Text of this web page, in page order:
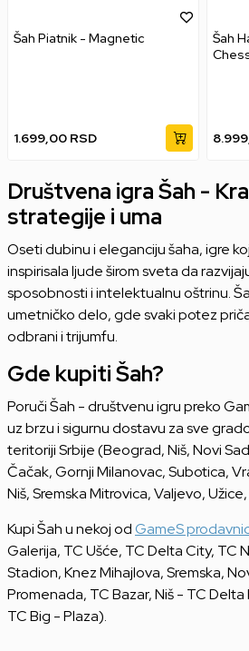
Šah Piatnik - Magnetic
1.699,00 RSD
Šah
Društvena igra Šah -
strategije i uma
Oseti dubinu i eleganciju šaha, igre
inspirisala ljude širom sveta da
sposobnosti i intelektualnu oštrinu.
umetničko delo, gde svaki potez
odbrani i trijumfu.
Gde kupiti Šah?
Poruči Šah - društvenu igru preko
uz brzu i sigurnu dostavu za sve
teritoriji Srbije (Beograd, Niš, Novi
Čačak, Gornji Milanovac, Subotica,
Niš, Sremska Mitrovica, Valjevo,
Kupi Šah u nekoj odGameS
Galerija, TC Ušće, TC Delta City, TC
Stadion, Knez Mihajlova, Sremska,
Promenada, TC Bazar, Niš - TC
TC Big - Plaza).